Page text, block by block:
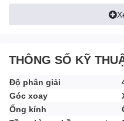
Phát hiện con người | 4MP |
hợp | Theo dõi thông minh |
THÔNG SỐ KỸ
Độ phân giải
Góc xoay
Ống kính